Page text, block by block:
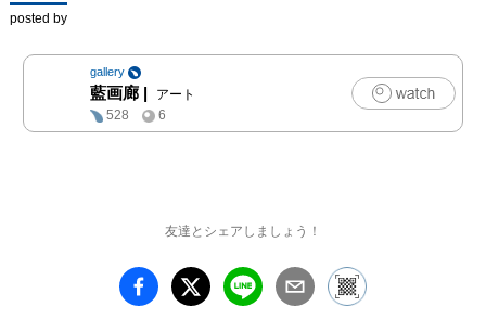
posted by
gallery
藍画廊 |
アート
528
6
友達とシェアしましょう！